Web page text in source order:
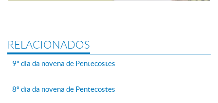
RELACIONADOS
9º dia da novena de Pentecostes
8º dia da novena de Pentecostes